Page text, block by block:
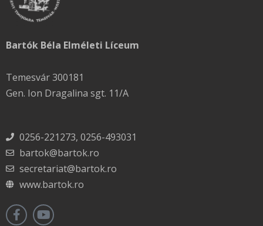
Bartók Béla Elméleti Líceum
Temesvár 300181
Gen. Ion Dragalina sgt. 11/A
0256-221273, 0256-493031
bartok@bartok.ro
secretariat@bartok.ro
www.bartok.ro